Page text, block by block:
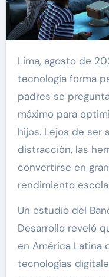
Lima, agosto de 2025.- En una era donde la
tecnología forma
padres se
máximo para
hijos. Lejos de ser
distracción, las
convertirse en
rendimiento
Un estudio del
Desarrollo reveló
en América Latina
tecnologías